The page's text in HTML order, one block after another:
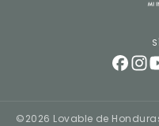
©2026 Lovable de